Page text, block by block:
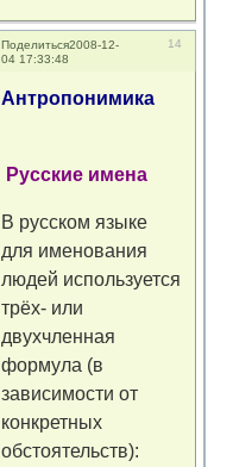
Поделиться 14
2008-12-
04 17:33:48
Антропонимика
Русские имена
В русском языке
для именования
людей используется
трёх- или
двухчленная
формула (в
зависимости от
конкретных
обстоятельств):